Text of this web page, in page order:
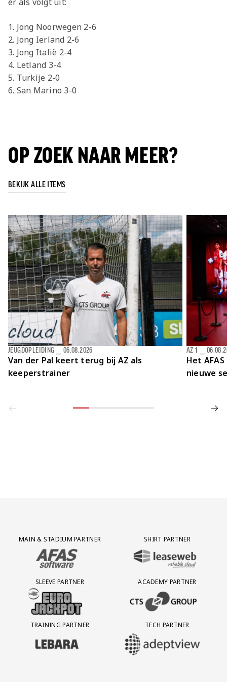
1. Jong Noorwegen 2-6
2. Jong Ierland 2-6
3. Jong Italië 2-4
4. Letland 3-4
5. Turkije 2-0
6. San Marino 3-0
OP ZOEK NAAR MEER?
BEKIJK ALLE ITEMS
Van der Pal keert terug bij AZ als
keeperstrainer
JEUGDOPLEIDING 06.08.2026
Het
nieuwe
AZ 1
Partner Logos Grid
MAIN & STADIUM PARTNER
BEZOEK ONZE MAIN & STADIUM PARTNER AFAS SOFTWARE
SHIRT PARTNER
BEZOEK ONZE SHIRT PARTNER
SLEEVE PARTNER
BEZOEK ONZE SLEEVE PARTNER EUROJACKPOT
ACADEMY PARTNER
BEZOEK ONZE ACADEMY
TRAINING PARTNER
BEZOEK ONZE TRAINING PARTNER LEBARA
TECH PARTNER
BEZOEK ONZE TECH PARTNER